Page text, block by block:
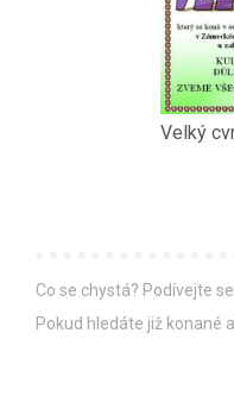
Velký
Co se chystá? Podívejte
Pokud hledáte již konané